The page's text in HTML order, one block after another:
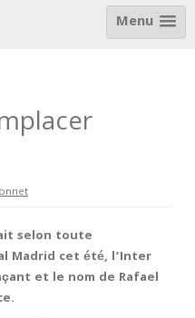
Menu
selon toute
Madrid cet été, l’Inter
et le nom de Rafael